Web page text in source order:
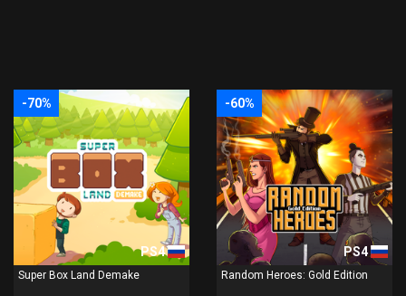
-70%
PS4
Super Box Land Demake
-60%
PS4
Random Heroes: Gold Edition